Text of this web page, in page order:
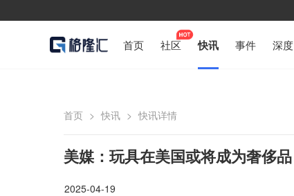
首页 社区 快讯 事件 深度
首页 > 快讯 > 快讯详情
美媒：玩具在美国或将成为奢侈品
2025-04-19